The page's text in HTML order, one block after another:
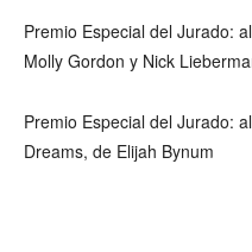
Premio Especial del Jurado:
Molly Gordon y Nick
Premio Especial del Jurado:
Dreams, de Elijah Bynum